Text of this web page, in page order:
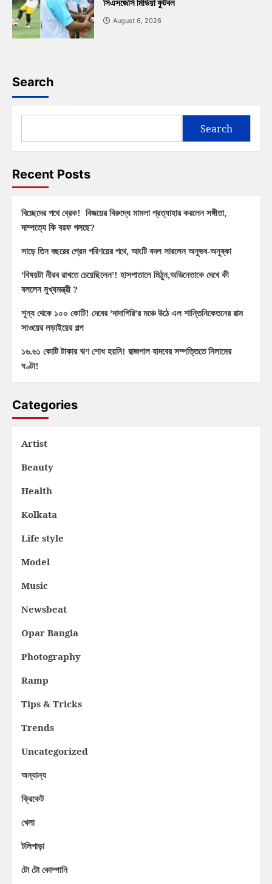
সিএসজেসি মিডিয়া ফুটবল
August 6, 2026
Search
Search
Recent Posts
বিচ্ছেদের পথে ব্রেক! বিজয়ের বিরুদ্ধে মামলা প্রত্যাহার করলেন সঙ্গীতা,
দাম্পত্যে কি বরফ গলছে?
সাড়ে তিন বছরের প্রেম পরিণয়ের পথে, আংটি বদল সারলেন অনুভব-অনুষ্কা
‘বিষয়টা নীরব রাখতে চেয়েছিলেন’! হাসপাতালে মিঠুন,অভিনেতাকে দেখে কী
বললেন মুখ্যমন্ত্রী ?
শূন্য থেকে ১০০ কোটি! দেবের ‘দাদাগিরি’র মঞ্চে উঠে এল শান্তিনিকেতনের রাম
সাওয়ের লড়াইয়ের গল্প
১৬.৬১ কোটি টাকার ঋণ শোধ হয়নি! রাজপাল যাদবের সম্পত্তিতে নিলামের
ঘণ্টা!
Categories
Artist
Beauty
Health
Kolkata
Life style
Model
Music
Newsbeat
Opar Bangla
Photography
Ramp
Tips & Tricks
Trends
Uncategorized
অন্যান্য
ক্রিকেট
খেলা
টলিপাড়া
টো টো কোম্পানি